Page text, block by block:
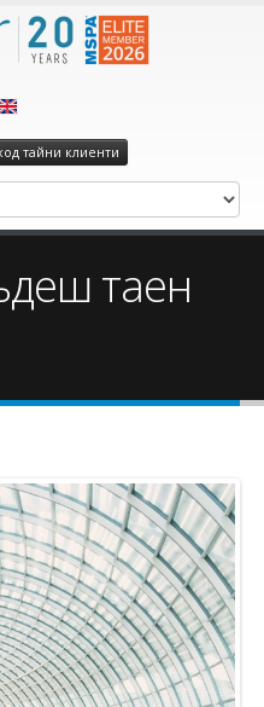
тайни клиенти
таен